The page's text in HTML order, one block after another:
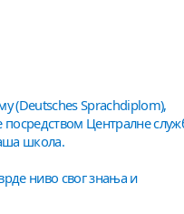
(Deutsches Sprachdiplom),
посредством Централне
школа.
ниво свог знања и